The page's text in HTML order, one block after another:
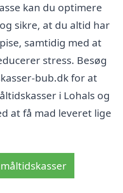
kan du optimere
sikre, at du altid har
samtidig med at
stress. Besøg
bub.dk for at
i Lohals og
at få mad leveret lige